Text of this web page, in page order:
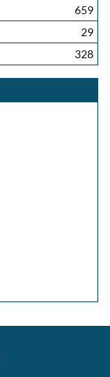
659
29
328